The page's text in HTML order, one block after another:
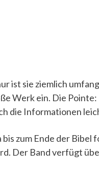
ist sie ziemlich
Werk ein. Die
die Informationen
zum Ende der
Der Band verfügt